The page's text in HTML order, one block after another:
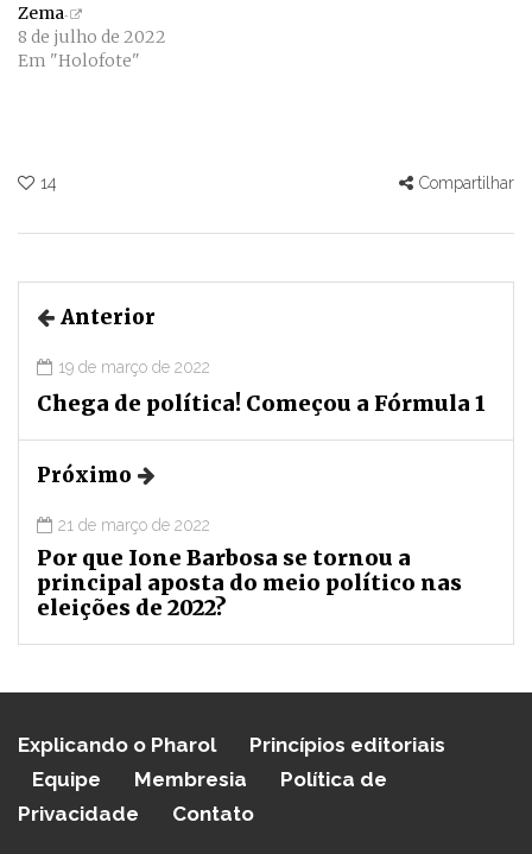
Zema
8 de julho de 2022
Em "Holofote"
14 Compartilhar
Anterior
19 de março de 2022
Chega de política! Começou a Fórmula 1
Próximo
21 de março de 2022
Por que Ione Barbosa se tornou a
principal aposta do meio político nas
eleições de 2022?
Explicando o Pharol
Princípios editoriais
Equipe
Membresia
Política de
Privacidade
Contato